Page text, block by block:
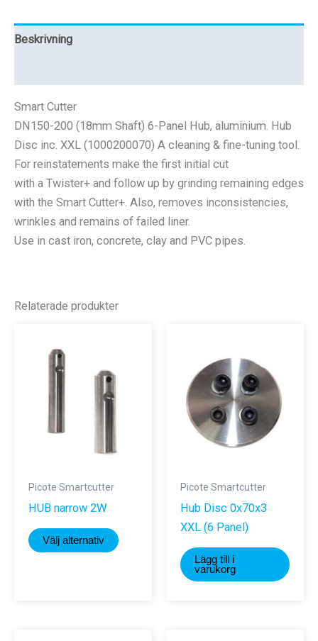
Beskrivning
Smart Cutter
DN150-200 (18mm Shaft) 6-Panel Hub, aluminium. Hub
Disc inc. XXL (1000200070) A cleaning & fine-tuning tool.
For reinstatements make the first initial cut
with a Twister+ and follow up by grinding remaining edges
with the Smart Cutter+. Also, removes inconsistencies,
wrinkles and remains of failed liner.
Use in cast iron, concrete, clay and PVC pipes.
Relaterade produkter
Picote Smartcutter
HUB narrow 2W
Välj alternativ
Den
Picote Smartcutter
Hub Disc 0x70x3
XXL (6 Panel)
Lägg till i
varukorg